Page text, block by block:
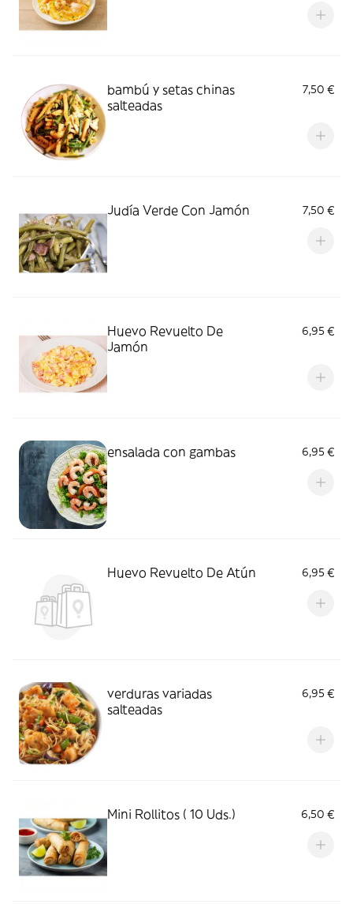
bambú y setas chinas
salteadas
7,50 €
Judía Verde Con Jamón 7,50 €
Huevo Revuelto De
Jamón
6,95 €
ensalada con gambas 6,95 €
Huevo Revuelto De Atún 6,95 €
verduras variadas
salteadas
6,95 €
Mini Rollitos ( 10 Uds.) 6,50 €